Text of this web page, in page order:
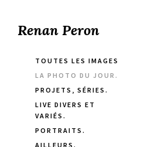
Renan Peron
TOUTES LES IMAGES
LA PHOTO DU JOUR.
PROJETS, SÉRIES.
LIVE DIVERS ET
VARIÉS.
PORTRAITS.
AILLEURS.